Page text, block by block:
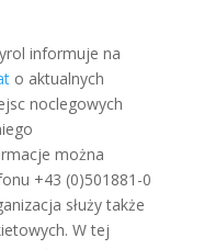
informuje na
o aktualnych
noclegowych
można
+43 (0)501881-0
służy także
W tej